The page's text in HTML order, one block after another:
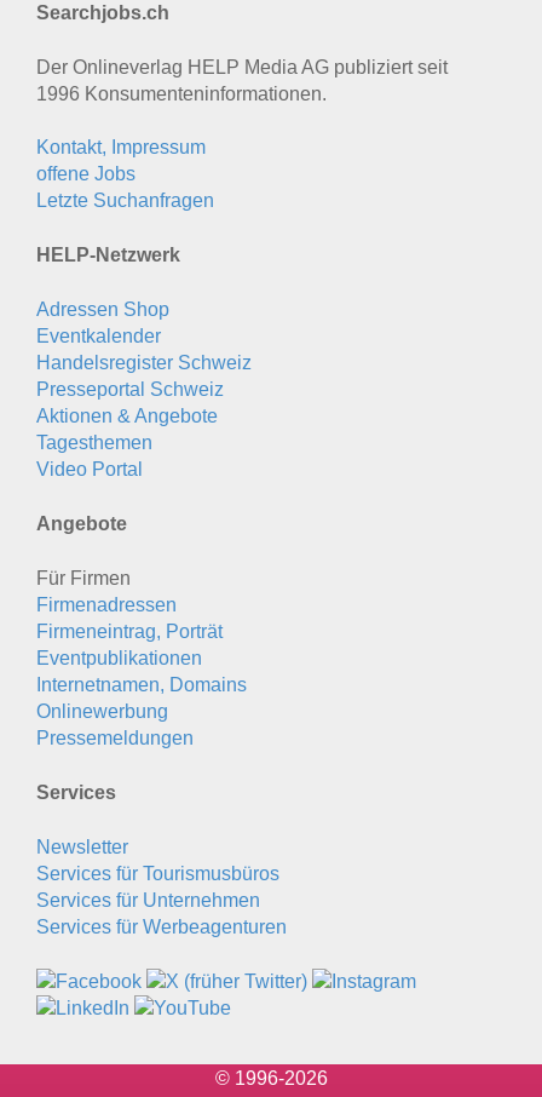
Searchjobs.ch
Der Onlineverlag HELP Media AG publiziert seit
1996 Konsumenten­informationen.
Kontakt, Impressum
offene Jobs
Letzte Suchanfragen
HELP-Netzwerk
Adressen Shop
Eventkalender
Handelsregister Schweiz
Presseportal Schweiz
Aktionen & Angebote
Tagesthemen
Video Portal
Angebote
Für Firmen
Firmenadressen
Firmeneintrag, Porträt
Eventpublikationen
Internetnamen, Domains
Onlinewerbung
Pressemeldungen
Services
Newsletter
Services für Tourismusbüros
Services für Unternehmen
Services für Werbeagenturen
© 1996-2026